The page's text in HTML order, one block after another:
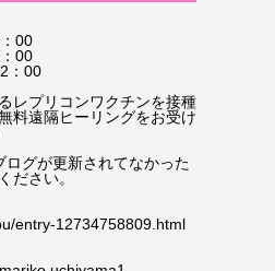
00
00
：00
レプリコンワクチンを接種
料遠隔ヒーリングをお受け
グが更新されてなかった
ださい。
entry-12734758809.html